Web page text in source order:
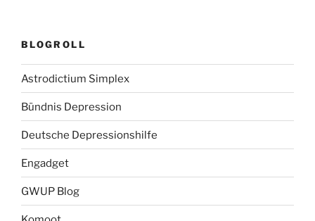
BLOGROLL
Astrodictium Simplex
Bündnis Depression
Deutsche Depressionshilfe
Engadget
GWUP Blog